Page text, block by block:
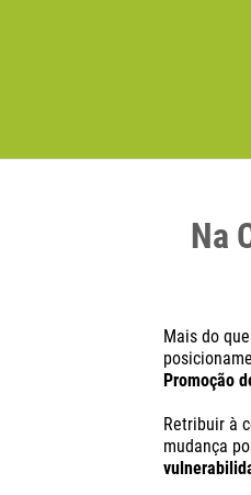
Na
Mais do
Promoção
Retribuir à
mudança